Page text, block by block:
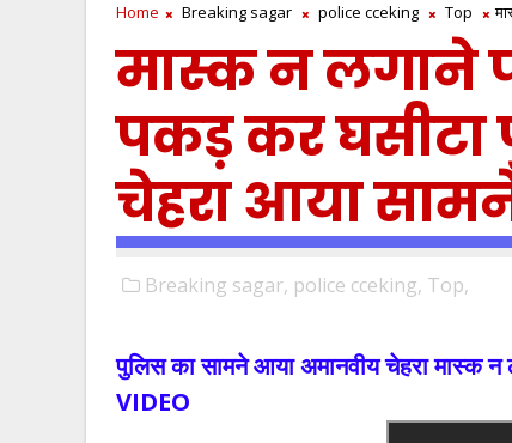
Home Breaking sagar police cceking Top
मास्क न लगाने
पकड़ कर घसीटा
चेहरा आया
Breaking sagar, police cceking, Top,
पुलिस का सामने आया अमानवीय चेहरा मास्क
VIDEO